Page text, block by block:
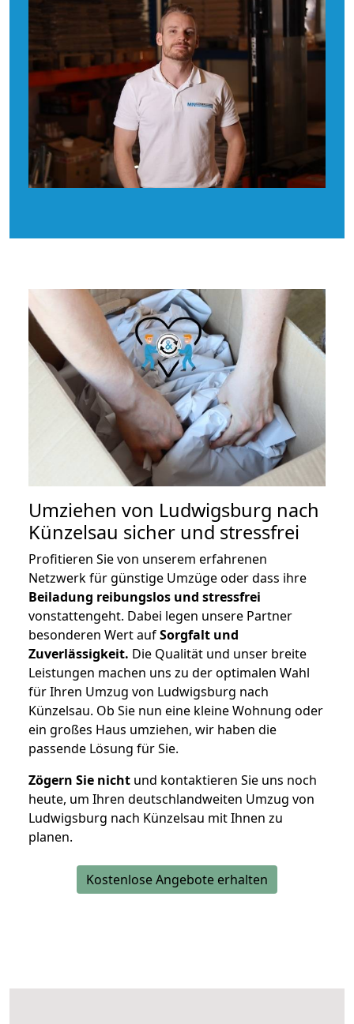
Umziehen von Ludwigsburg nach
Künzelsau sicher und stressfrei
Profitieren Sie von unserem erfahrenen
Netzwerk für günstige Umzüge oder dass ihre
Beiladung reibungslos und stressfrei
vonstattengeht. Dabei legen unsere Partner
besonderen Wert aufSorgfalt und
Zuverlässigkeit. Die Qualität und unser breite
Leistungen machen uns zu der optimalen Wahl
für Ihren Umzug von Ludwigsburg nach
Künzelsau. Ob Sie nun eine kleine Wohnung oder
ein großes Haus umziehen, wir haben die
passende Lösung für Sie.
Zögern Sie nicht und kontaktieren Sie uns noch
heute, um Ihren deutschlandweiten Umzug von
Ludwigsburg nach Künzelsau mit Ihnen zu
planen.
Kostenlose Angebote erhalten